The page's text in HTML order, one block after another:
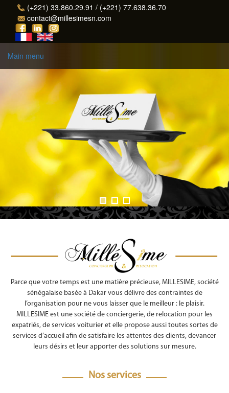
Aller au contenu principal
(+221) 33.860.29.91 / (+221) 77.638.36.70
contact@millesimesn.com
Main menu
Parce que votre temps est une matière précieuse, MILLESIME, société
sénégalaise basée à Dakar vous délivre des contraintes de
l’organisation pour ne vous laisser que le meilleur : le plaisir.
MILLESIME est une société de conciergerie, de relocation pour les
expatriés, de services voiturier et elle propose aussi toutes sortes de
services d’accueil afin de satisfaire les attentes des clients, devancer
leurs désirs et leur apporter des solutions sur mesure.
Nos services